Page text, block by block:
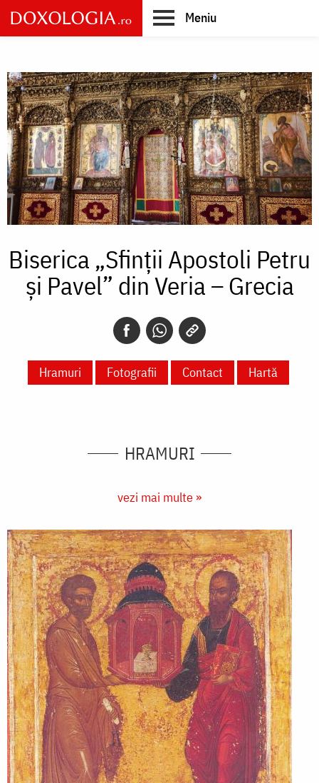
Skip
to
main
Meniu
Biserica „Sfinții Apostoli Petru
și Pavel” din Veria – Grecia
Hramuri Fotografii Contact Hartă
HRAMURI
vezi mai multe »